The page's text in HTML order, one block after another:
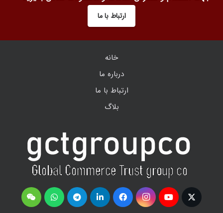
ارتباط با ما
خانه
درباره ما
ارتباط با ما
بلاگ